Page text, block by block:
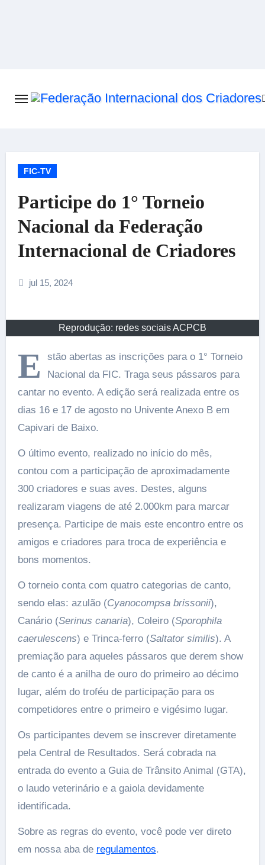
FIC-TV
Participe do 1° Torneio
Nacional da Federação
Internacional de Criadores
jul 15, 2024
Reprodução: redes sociais ACPCB
E
stão abertas as inscrições para o 1° Torneio
Nacional da FIC. Traga seus pássaros para
cantar no evento. A edição será realizada entre os
dias 16 e 17 de agosto no Univente Anexo B em
Capivari de Baixo.
O último evento, realizado no início do mês,
contou com a participação de aproximadamente
300 criadores e suas aves. Destes, alguns
realizaram viagens de até 2.000km para marcar
presença. Participe de mais este encontro entre os
amigos e criadores para troca de experiência e
bons momentos.
O torneio conta com quatro categorias de canto,
sendo elas: azulão (Cyanocompsa brissonii),
Canário (Serinus canaria), Coleiro (Sporophila
caerulescens) e Trinca-ferro (Saltator similis). A
premiação para aqueles pássaros que derem show
de canto é a anilha de ouro do primeiro ao décimo
lugar, além do troféu de participação para os
competidores entre o primeiro e vigésimo lugar.
Os participantes devem se inscrever diretamente
pela Central de Resultados. Será cobrada na
entrada do evento a Guia de Trânsito Animal (GTA),
o laudo veterinário e a gaiola devidamente
identificada.
Sobre as regras do evento, você pode ver direto
em nossa aba de regulamentos.